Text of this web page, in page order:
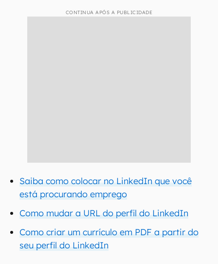
CONTINUA APÓS A PUBLICIDADE
Saiba como colocar no LinkedIn que você
está procurando emprego
Como mudar a URL do perfil do LinkedIn
Como criar um currículo em PDF a partir do
seu perfil do LinkedIn